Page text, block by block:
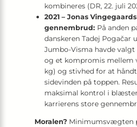
kombineres (DR, 22. juli
2021 – Jonas Vingegaards
gennembrud: På anden
danskeren Tadej Pogačar
Jumbo-Visma havde
og et kompromis mellem
kg) og stivhed for at
sidevinden på toppen.
maksimal kontrol i
karrierens store
Moralen? Minimumsvægten